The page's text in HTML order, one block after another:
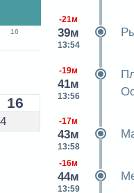
16
16
-21м
39м
13:54
-19м
41м
13:56
-17м
43м
13:58
-16м
44м
13:59